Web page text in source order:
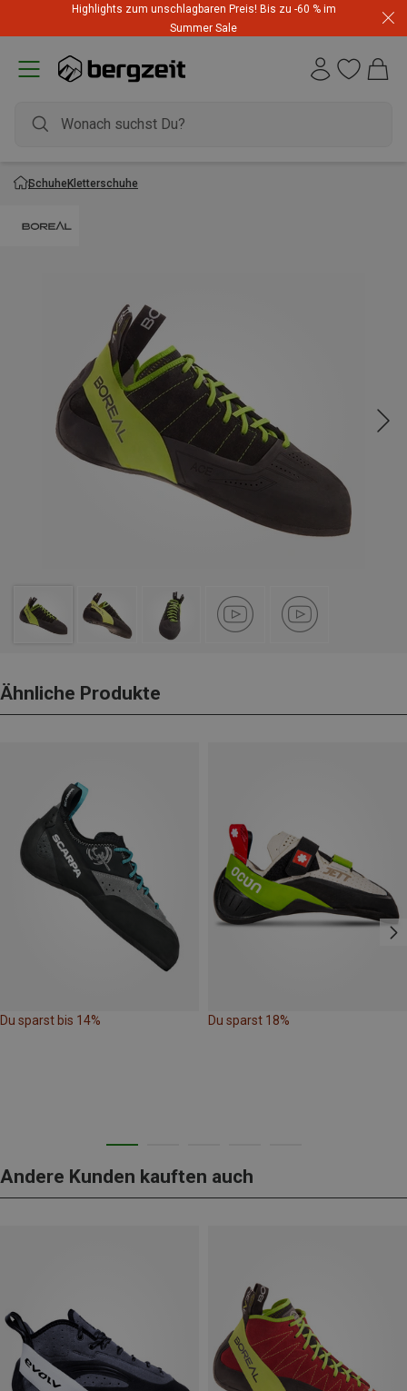
Highlights zum unschlagbaren Preis! Bis zu -60 % im
Summer Sale
SchuheKletterschuhe
Ähnliche Produkte
Du sparst bis 14% Du sparst 18%
Andere Kunden kauften auch